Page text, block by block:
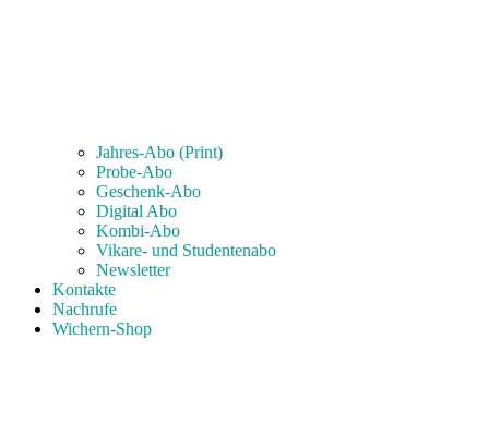
Jahres-Abo (Print)
Probe-Abo
Geschenk-Abo
Digital Abo
Kombi-Abo
Vikare- und Studentenabo
Newsletter
Kontakte
Nachrufe
Wichern-Shop